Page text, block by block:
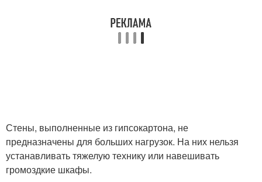
Идеи для ниш Ниша в комнате
Стены, выполненные из гипсокартона, не
предназначены для больших нагрузок. На них нельзя
устанавливать тяжелую технику или навешивать
громоздкие шкафы.